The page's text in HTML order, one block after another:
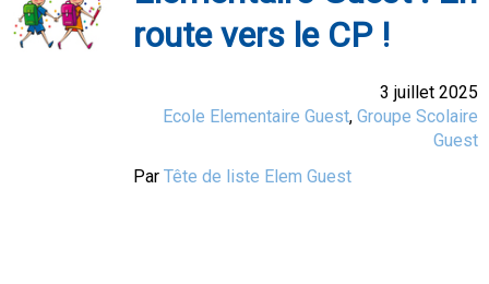
route vers le CP !
3 juillet 2025
Ecole Elementaire Guest, Groupe Scolaire
Guest
Par Tête de liste Elem Guest